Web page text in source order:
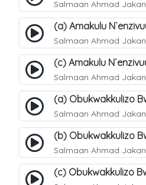
Salmaan Ahmad
(a) Amakulu
Salmaan Ahmad
(c) Amakulu
Salmaan Ahmad
(a) Obukwakkulizo
Salmaan Ahmad
(b) Obukwakkulizo
Salmaan Ahmad
(c) Obukwakkulizo